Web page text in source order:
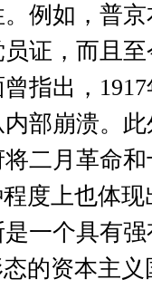
例如，普
证，而且
指出， 1917
部崩溃。
二月革命
度上也体
一个具有
的资本主